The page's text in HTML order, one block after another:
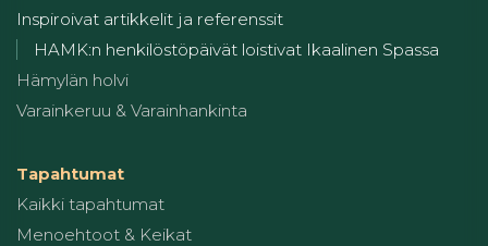
Inspiroivat artikkelit ja referenssit
HAMK:n henkilöstöpäivät loistivat Ikaalinen Spassa
Hämylän holvi
Varainkeruu & Varainhankinta
Tapahtumat
Kaikki tapahtumat
Menoehtoot & Keikat